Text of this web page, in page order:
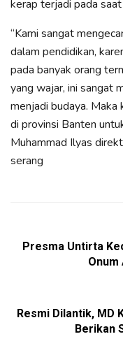
kerap terjadi pada
“Kami sangat
dalam pendidikan,
pada banyak orang
yang wajar, ini sangat
menjadi budaya.
di provinsi Banten
Muhammad Ilyas
serang
Presma Untirta
Onum
Resmi Dilantik, MD
Berikan